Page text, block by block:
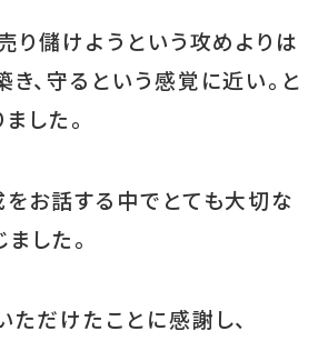
り儲けようという攻めよりは
、守るという感覚に近い。と
した。
お話する中でとても大切な
した。
だけたことに感謝し、